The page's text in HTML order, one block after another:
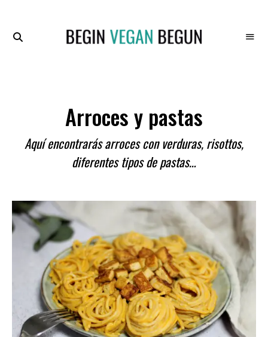
Arroces y pastas
Aquí encontrarás arroces con verduras, risottos,
diferentes tipos de pastas…